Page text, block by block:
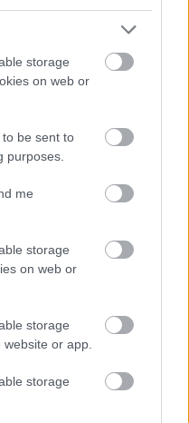
storage
on web or
be sent to
purposes.
me
storage
on web or
storage
or app.
storage
απολαμβάνεις
με αυτό
21 0991 0980